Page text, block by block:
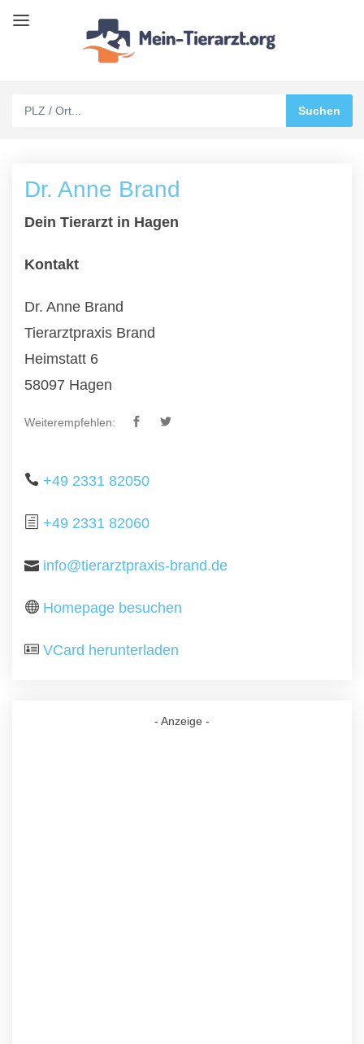
Dr. Anne Brand
Dein Tierarzt in Hagen
Kontakt
Dr. Anne Brand
Tierarztpraxis Brand
Heimstatt 6
58097 Hagen
Weiterempfehlen:
+49 2331 82050
+49 2331 82060
info@tierarztpraxis-brand.de
Homepage besuchen
VCard herunterladen
- Anzeige -